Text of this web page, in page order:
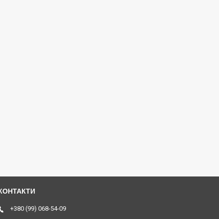
+380 (99) 068-54-09